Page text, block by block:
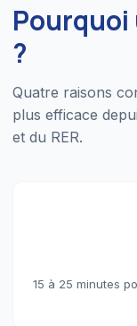
Pourquoi
?
Quatre raisons
plus efficace
et du RER.
15 à 25 minutes